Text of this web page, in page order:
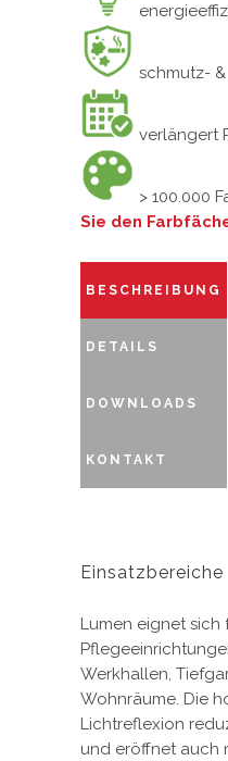
schmutz-
verlängert
> 100.000
Sie den
BESCHREIBUNG
DETAILS
DOWNLOADS
KONTAKT
Einsatzbereiche
Lumen eignet sich
Werkhallen,
Wohnräume. Die
Lichtreflexion
und eröffnet auch